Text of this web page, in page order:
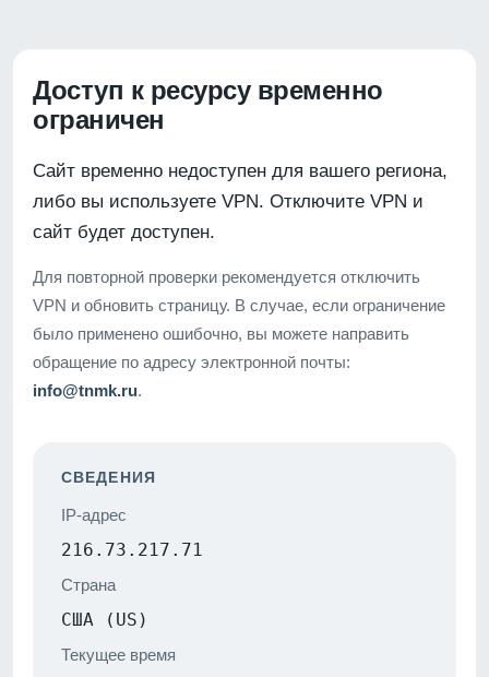
Доступ к ресурсу временно
ограничен
Сайт временно недоступен для вашего региона,
либо вы используете VPN. Отключите VPN и
сайт будет доступен.
Для повторной проверки рекомендуется отключить
VPN и обновить страницу. В случае, если ограничение
было применено ошибочно, вы можете направить
обращение по адресу электронной почты:
info@tnmk.ru.
СВЕДЕНИЯ
IP-адрес
216.73.217.71
Страна
США (US)
Текущее время